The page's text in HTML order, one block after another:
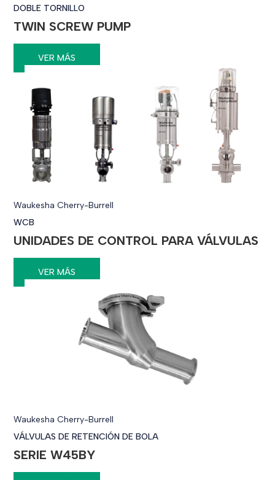
DOBLE TORNILLO
TWIN SCREW PUMP
VER MÁS
Waukesha Cherry-Burrell
WCB
UNIDADES DE CONTROL PARA VÁLVULAS
VER MÁS
Waukesha Cherry-Burrell
VÁLVULAS DE RETENCIÓN DE BOLA
SERIE W45BY